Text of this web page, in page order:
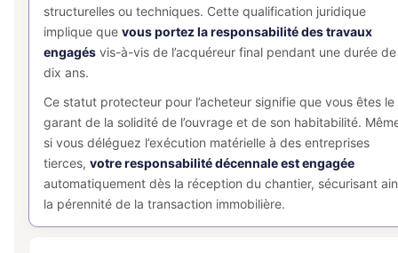
structurelles ou techniques. Cette qualification juridique
implique que vous portez la responsabilité des travaux
engagés vis-à-vis de l’acquéreur final pendant une durée de
dix ans.
Ce statut protecteur pour l’acheteur signifie que vous êtes le
garant de la solidité de l’ouvrage et de son habitabilité.
si vous déléguez l’exécution matérielle à des entreprises
tierces, votre responsabilité décennale est engagée
automatiquement dès la réception du chantier, sécurisant
la pérennité de la transaction immobilière.